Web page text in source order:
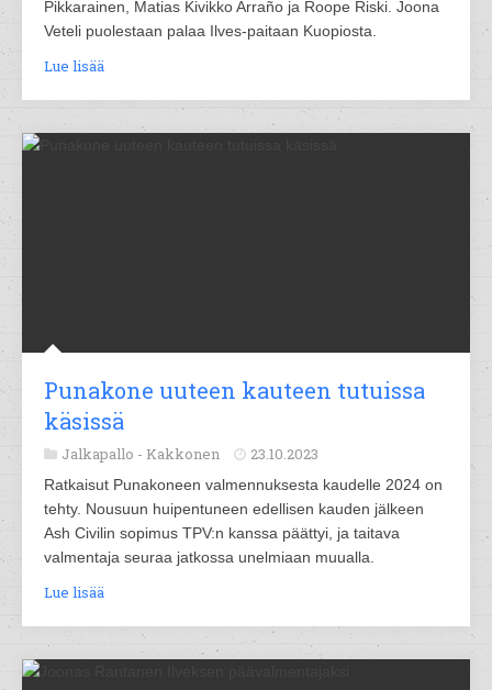
Pikkarainen, Matias Kivikko Arraño ja Roope Riski. Joona
Veteli puolestaan palaa Ilves-paitaan Kuopiosta.
Lue lisää
Punakone uuteen kauteen tutuissa
käsissä
Jalkapallo - Kakkonen 23.10.2023
Ratkaisut Punakoneen valmennuksesta kaudelle 2024 on
tehty. Nousuun huipentuneen edellisen kauden jälkeen
Ash Civilin sopimus TPV:n kanssa päättyi, ja taitava
valmentaja seuraa jatkossa unelmiaan muualla.
Lue lisää